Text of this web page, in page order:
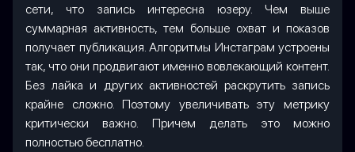
сети, что запись интересна юзеру. Чем выше
суммарная активность, тем больше охват и показов
получает публикация. Алгоритмы Инстаграм устроены
так, что они продвигают именно вовлекающий контент.
Без лайка и других активностей раскрутить запись
крайне сложно. Поэтому увеличивать эту метрику
критически важно. Причем делать это можно
полностью бесплатно.